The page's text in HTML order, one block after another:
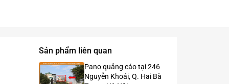
Sản phẩm liên quan
Pano quảng cáo tại 246
Nguyễn Khoái, Q. Hai Bà